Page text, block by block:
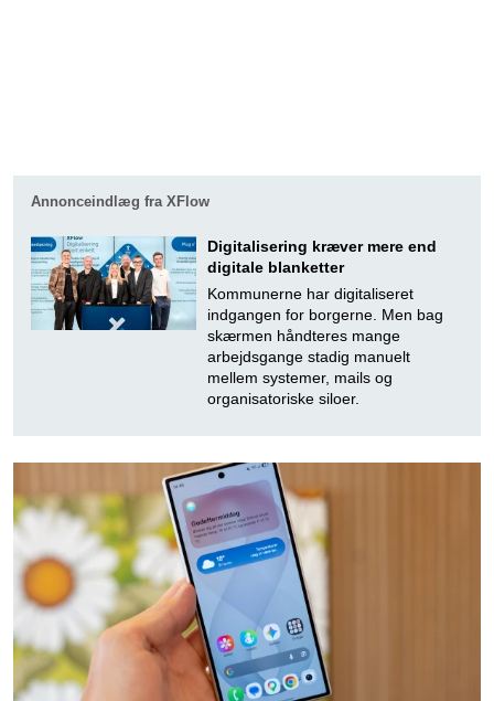
Annonceindlæg fra XFlow
Digitalisering kræver mere end
digitale blanketter
Kommunerne har digitaliseret
indgangen for borgerne. Men bag
skærmen håndteres mange
arbejdsgange stadig manuelt
mellem systemer, mails og
organisatoriske siloer.